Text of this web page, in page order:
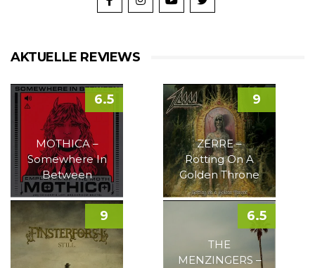
AKTUELLE REVIEWS
MOTHICA –
Somewhere In
Between
6.5
ZERRE –
Rotting On A
Golden Throne
9
9
THE
MENZINGERS –
6.5